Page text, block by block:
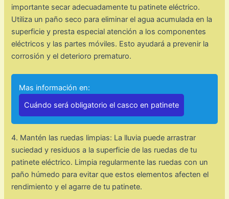
importante secar adecuadamente tu patinete eléctrico.
Utiliza un paño seco para eliminar el agua acumulada en la
superficie y presta especial atención a los componentes
eléctricos y las partes móviles. Esto ayudará a prevenir la
corrosión y el deterioro prematuro.
Mas información en:
Cuándo será obligatorio el casco en patinete
4. Mantén las ruedas limpias: La lluvia puede arrastrar
suciedad y residuos a la superficie de las ruedas de tu
patinete eléctrico. Limpia regularmente las ruedas con un
paño húmedo para evitar que estos elementos afecten el
rendimiento y el agarre de tu patinete.